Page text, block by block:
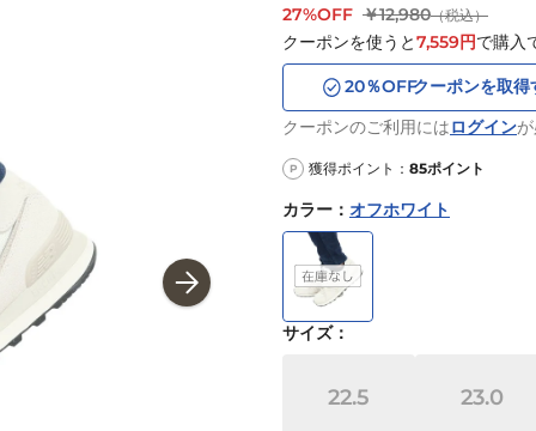
27%OFF ￥12,980（税込）
クーポンを使うと7,559円で購入
20％OFFクーポンを取得
クーポンのご利用にはログイン
P 獲得ポイント： 85ポイント
カラー ： オフホワイト
サイズ：
22.5 23.0